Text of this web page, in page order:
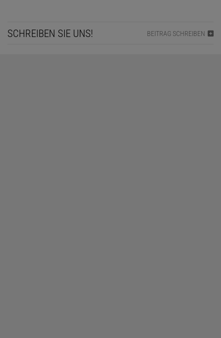
SCHREIBEN SIE UNS! BEITRAG SCHREIBEN